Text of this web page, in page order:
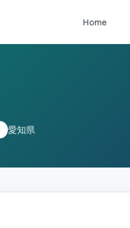
Home
愛知県